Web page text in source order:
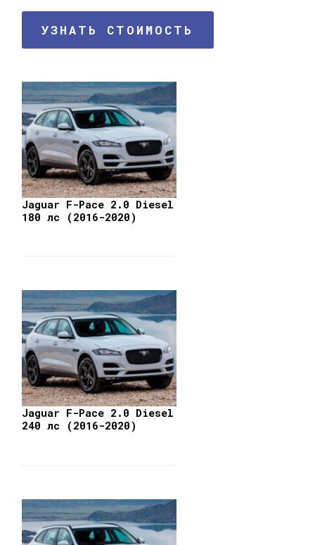
УЗНАТЬ СТОИМОСТЬ
Jaguar F-Pace 2.0 Diesel
180 лс (2016-2020)
Jaguar F-Pace 2.0 Diesel
240 лс (2016-2020)